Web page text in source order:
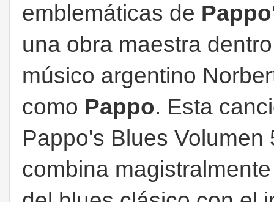
emblemáticas de
una obra maestra
músico argentino
como Pappo. Esta
Pappo's Blues
combina